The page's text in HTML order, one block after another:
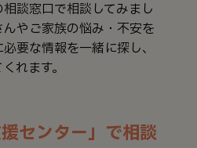
談窓口で相談してみまし
やご家族の悩み・不安を
要な情報を一緒に探し、
れます。
援センター」で相談